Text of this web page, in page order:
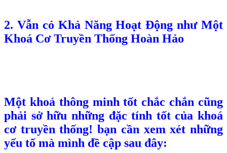
2. Vẫn có Khả Năng Hoạt Động như Một
Khoá Cơ Truyền Thống Hoàn Hảo
Một khoá thông minh tốt chắc chắn cũng
phải sở hữu những đặc tính tốt của khoá
cơ truyền thống! bạn cần xem xét những
yếu tố mà mình đề cập sau đây: